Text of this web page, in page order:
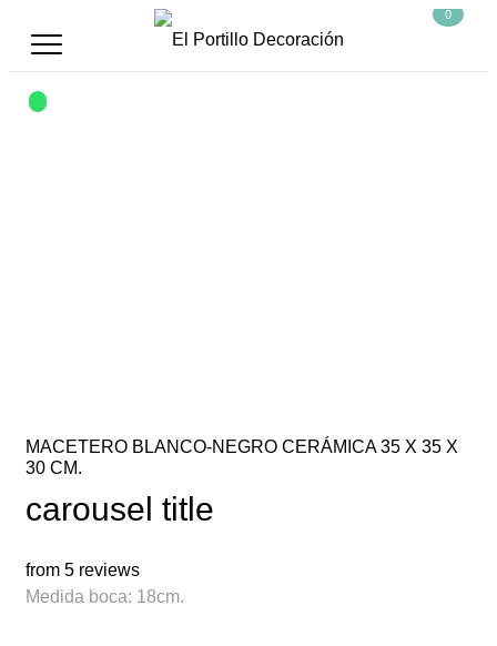
0
MACETERO BLANCO-NEGRO CERÁMICA 35 X 35 X
30 CM.
carousel title
from 5 reviews
Medida boca: 18cm.